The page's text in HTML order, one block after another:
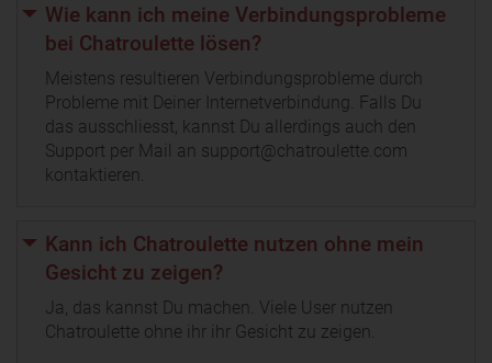
Wie kann ich meine Verbindungsprobleme
bei Chatroulette lösen?
Meistens resultieren Verbindungsprobleme durch
Probleme mit Deiner Internetverbindung. Falls Du
das ausschliesst, kannst Du allerdings auch den
Support per Mail an support@chatroulette.com
kontaktieren.
Kann ich Chatroulette nutzen ohne mein
Gesicht zu zeigen?
Ja, das kannst Du machen. Viele User nutzen
Chatroulette ohne ihr ihr Gesicht zu zeigen.